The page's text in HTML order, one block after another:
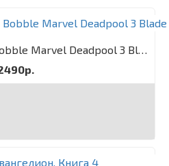
Фигурка Funko POP! Bobble Marvel Deadpool 3 Blade